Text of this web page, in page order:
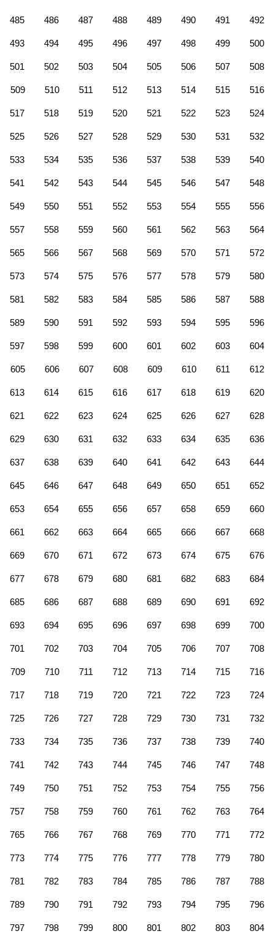
485 486 487 488 489 490 491 492
493 494 495 496 497 498 499 500
501 502 503 504 505 506 507 508
509 510 511 512 513 514 515 516
517 518 519 520 521 522 523 524
525 526 527 528 529 530 531 532
533 534 535 536 537 538 539 540
541 542 543 544 545 546 547 548
549 550 551 552 553 554 555 556
557 558 559 560 561 562 563 564
565 566 567 568 569 570 571 572
573 574 575 576 577 578 579 580
581 582 583 584 585 586 587 588
589 590 591 592 593 594 595 596
597 598 599 600 601 602 603 604
605 606 607 608 609 610 611 612
613 614 615 616 617 618 619 620
621 622 623 624 625 626 627 628
629 630 631 632 633 634 635 636
637 638 639 640 641 642 643 644
645 646 647 648 649 650 651 652
653 654 655 656 657 658 659 660
661 662 663 664 665 666 667 668
669 670 671 672 673 674 675 676
677 678 679 680 681 682 683 684
685 686 687 688 689 690 691 692
693 694 695 696 697 698 699 700
701 702 703 704 705 706 707 708
709 710 711 712 713 714 715 716
717 718 719 720 721 722 723 724
725 726 727 728 729 730 731 732
733 734 735 736 737 738 739 740
741 742 743 744 745 746 747 748
749 750 751 752 753 754 755 756
757 758 759 760 761 762 763 764
765 766 767 768 769 770 771 772
773 774 775 776 777 778 779 780
781 782 783 784 785 786 787 788
789 790 791 792 793 794 795 796
797 798 799 800 801 802 803 804